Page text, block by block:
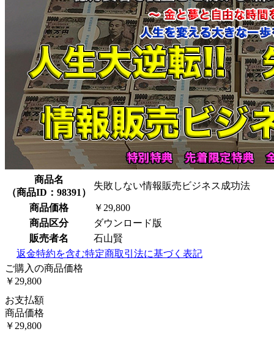
商品名
（商品ID：98391 ）
失敗しない情報販売ビジネス成功法
商品価格
￥29,800
商品区分
ダウンロード版
販売者名
石山賢
返金特約を含む特定商取引法に基づく表記
ご購入の商品価格
￥29,800
お支払額
商品価格
￥29,800